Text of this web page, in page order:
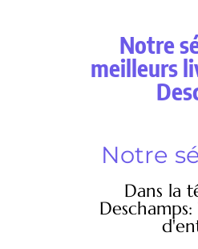
Notre
meilleurs
Notre
Dans la
Deschamps: